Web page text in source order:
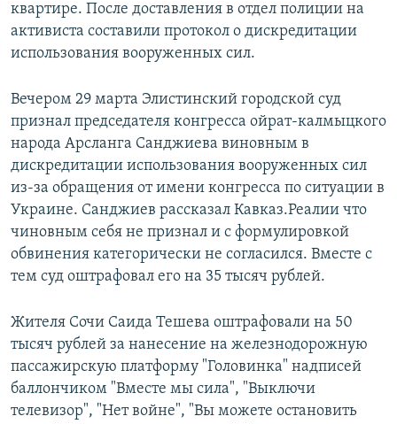
квартире. После доставления в отдел полиции на
активиста составили протокол о дискредитации
использования вооруженных сил.
Вечером 29 марта Элистинский городской суд
признал председателя конгресса ойрат-калмыцкого
народа Арсланга Санджиева виновным в
дискредитации использования вооруженных сил
из-за обращения от имени конгресса по ситуации в
Украине. Санджиев рассказал Кавказ.Реалии что
чиновным себя не признал и с формулировкой
обвинения категорически не согласился. Вместе с
тем суд оштрафовал его на 35 тысяч рублей.
Жителя Сочи Саида Тешева оштрафовали на 50
тысяч рублей за нанесение на железнодорожную
пассажирскую платформу "Головинка" надписей
баллончиком "Вместе мы сила", "Выключи
телевизор", "Нет войне", "Вы можете остановить